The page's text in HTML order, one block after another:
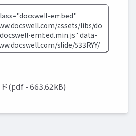
(pdf - 663.62kB)